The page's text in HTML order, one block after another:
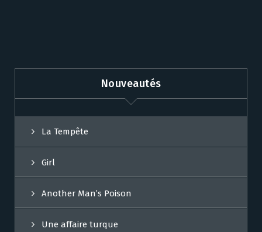
Nouveautés
La Tempête
Girl
Another Man’s Poison
Une affaire turque